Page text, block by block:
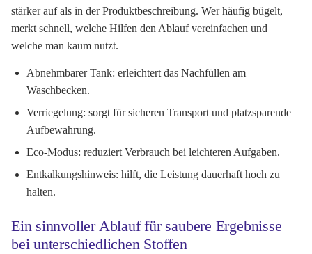
stärker auf als in der Produktbeschreibung. Wer häufig bügelt,
merkt schnell, welche Hilfen den Ablauf vereinfachen und
welche man kaum nutzt.
Abnehmbarer Tank: erleichtert das Nachfüllen am
Waschbecken.
Verriegelung: sorgt für sicheren Transport und platzsparende
Aufbewahrung.
Eco-Modus: reduziert Verbrauch bei leichteren Aufgaben.
Entkalkungshinweis: hilft, die Leistung dauerhaft hoch zu
halten.
Ein sinnvoller Ablauf für saubere Ergebnisse
bei unterschiedlichen Stoffen